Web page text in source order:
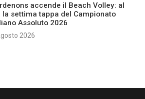
accende il Beach Volley: al
la settima tappa del Campionato
Assoluto 2026
2026